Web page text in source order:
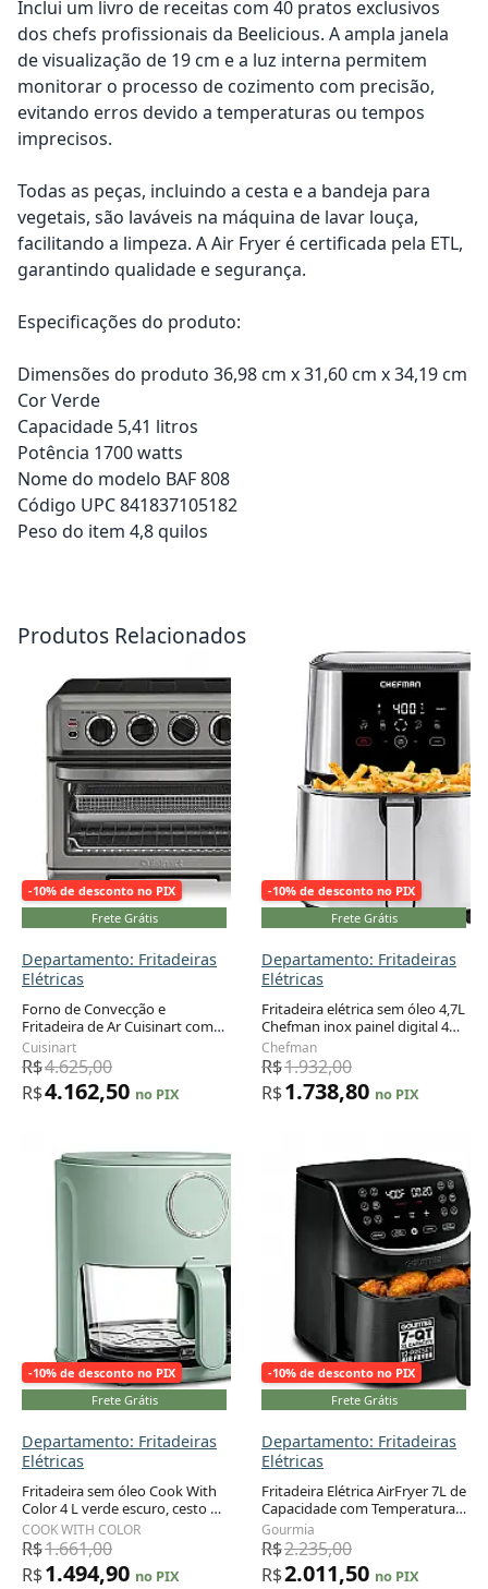
Inclui um livro de receitas com 40 pratos exclusivos
dos chefs profissionais da Beelicious. A ampla janela
de visualização de 19 cm e a luz interna permitem
monitorar o processo de cozimento com precisão,
evitando erros devido a temperaturas ou tempos
imprecisos.
Todas as peças, incluindo a cesta e a bandeja para
vegetais, são laváveis na máquina de lavar louça,
facilitando a limpeza. A Air Fryer é certificada pela ETL,
garantindo qualidade e segurança.
Especificações do produto:
Dimensões do produto 36,98 cm x 31,60 cm x 34,19 cm
Cor Verde
Capacidade 5,41 litros
Potência 1700 watts
Nome do modelo BAF 808
Código UPC 841837105182
Peso do item 4,8 quilos
Produtos Relacionados
-10% de desconto no PIX
Frete Grátis
Departamento: Fritadeiras
Elétricas
Forno de Convecção e
Fritadeira de Ar Cuisinart com
Grelha, 1800W 81 Forno de Ar
com Função Grelha, Assar,
Convecção, Grelhar
Adicionar ao carrinho
Cuisinart
R$4.625,00
R$4.162,50 no PIX
-10% de desconto no PIX
Frete Grátis
Departamento: Fritadeiras
Elétricas
Fritadeira elétrica sem óleo 4,7L
Chefman inox painel digital 4
programas lembrete para
agitar desligamento
automático 1500W 110V
Chefman
R$1.932,00
R$1.738,80 no PIX
-10% de desconto no PIX
Frete Grátis
Departamento: Fritadeiras
Elétricas
Fritadeira sem óleo Cook With
Color 4 L verde escuro, cesto de
vidro, 1200 W, 6 programas,
timer 60 minutos, 110V
Adicionar ao carrinho
COOK WITH COLOR
R$1.661,00
R$1.494,90 no PIX
-10% de desconto no PIX
Frete Grátis
Departamento: Fritadeiras
Elétricas
Fritadeira Elétrica AirFryer 7L de
Capacidade com Temperatura
Ajustável e Temporizador,
1700W, 110v, GOURMIA
GAF716, Preto
Adicionar ao carrinho
Gourmia
R$2.235,00
R$2.011,50 no PIX